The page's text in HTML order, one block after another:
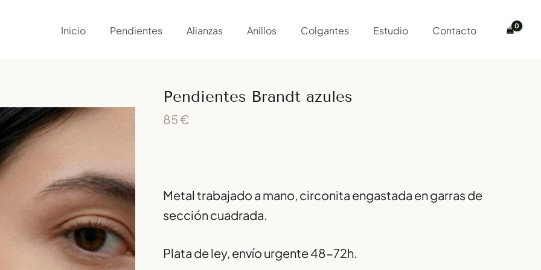
Inicio Pendientes Alianzas Anillos Colgantes Estudio Contacto
Pendientes Brandt azules
85€
Metal trabajado a mano, circonita engastada en garras de
sección cuadrada.
Plata de ley, envío urgente 48-72h.
Brandt